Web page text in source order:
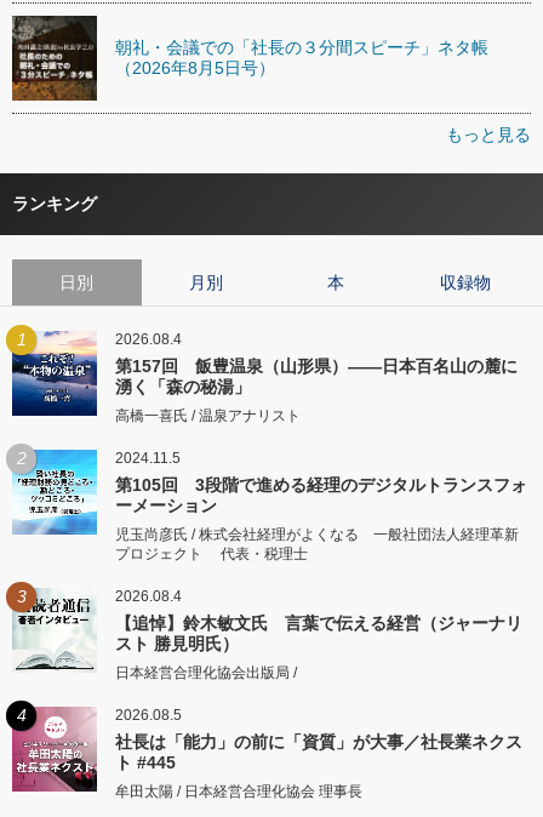
朝礼・会議での「社長の３分間スピーチ」ネタ帳
（2026年8月5日号）
もっと見る
ランキング
日別 月別 本 収録物
1 2026.08.4
第157回 飯豊温泉（山形県）――日本百名山の麓に
湧く「森の秘湯」
高橋一喜氏 / 温泉アナリスト
2 2024.11.5
第105回 3段階で進める経理のデジタルトランスフォ
ーメーション
児玉尚彦氏 / 株式会社経理がよくなる 一般社団法人経理革新
プロジェクト 代表・税理士
3 2026.08.4
【追悼】鈴木敏文氏 言葉で伝える経営（ジャーナリ
スト 勝見明氏）
日本経営合理化協会出版局 /
4 2026.08.5
社長は「能力」の前に「資質」が大事／社長業ネクス
ト #445
牟田太陽 / 日本経営合理化協会 理事長